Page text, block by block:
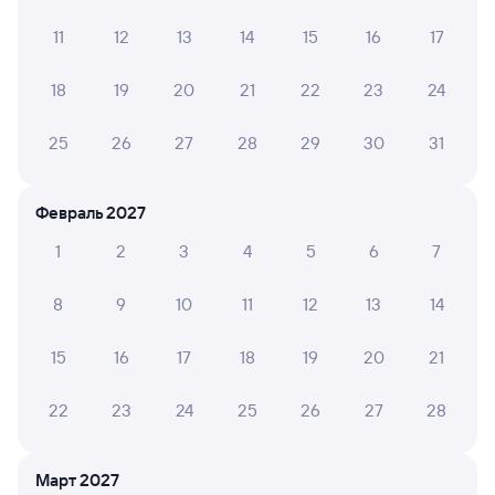
6
24 июля 2025 • Поезд 217Ж
+34°в купе -так себе удовольствие. Проводники
10 Галина С.
Благодарность проводнику Роману ! Веселый,
Инна А.
Посадка прошла ужасно!!! Проводники вообще не
11 12 13 14 15 16 17
18 19 20 21 22 23 24
25 26 27 28 29 30 31
Февраль 2027
1
2 3 4 5 6 7
8 9 10 11 12 13 14
15 16 17 18 19 20 21
22 23 24 25 26 27 28
Март 2027